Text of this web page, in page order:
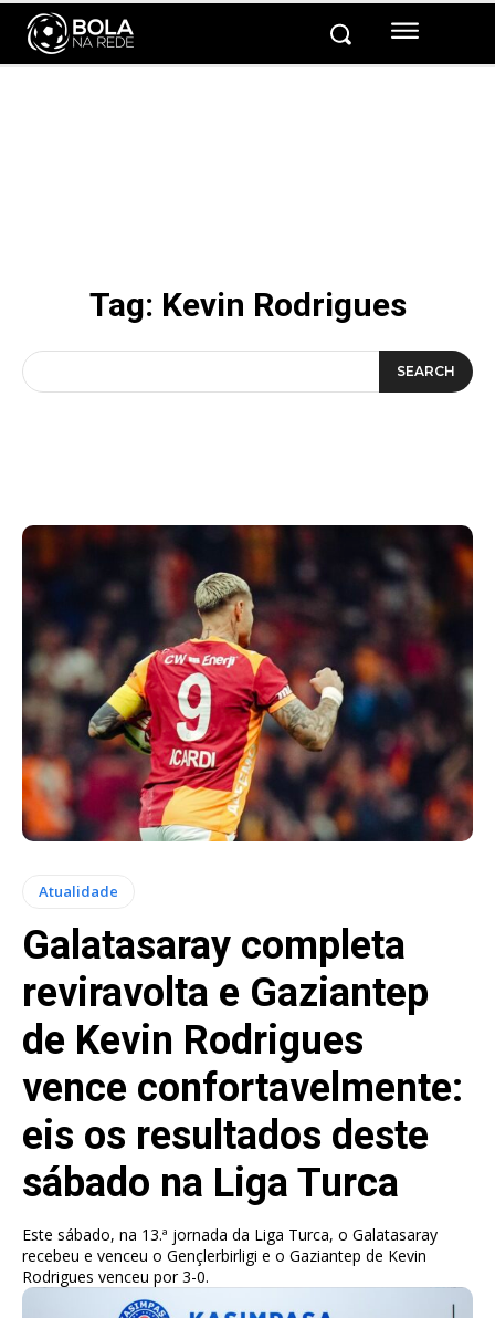
Tag: Kevin Rodrigues
SEARCH
Atualidade
Galatasaray completa
reviravolta e Gaziantep
de Kevin Rodrigues
vence confortavelmente:
eis os resultados deste
sábado na Liga Turca
Este sábado, na 13.ª jornada da Liga Turca, o Galatasaray
recebeu e venceu o Gençlerbirligi e o Gaziantep de Kevin
Rodrigues venceu por 3-0.